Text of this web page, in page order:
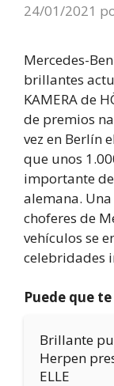
24/01/2021
Mercedes-
brillantes
KAMERA de
de premios
vez en Berlín
que unos
importante
alemana.
choferes de
vehículos se
celebridades
Puede que
Brillante
Herpen
ELLE